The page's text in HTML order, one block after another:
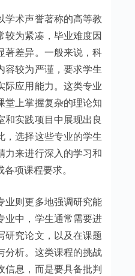
学术声誉著称的高等教
较为紧凑，毕业难度因
著差异。一般来说，科
容较为严谨，要求学生
际应用能力。这类专业
堂上掌握复杂的理论知
和实践项目中展现出良
，选择这些专业的学生
力来进行深入的学习和
项课程要求。
业则更多地强调研究能
业中，学生通常需要进
研究论文，以及在课题
分析。这类课程的挑战
信息，而是要具备批判